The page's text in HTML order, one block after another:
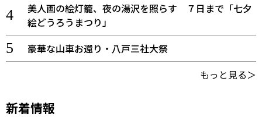
美人画の絵灯籠、夜の湯沢を照らす ７日まで「七夕
絵どうろうまつり」
豪華な山車お還り・八戸三社大祭
もっと見る＞
新着情報